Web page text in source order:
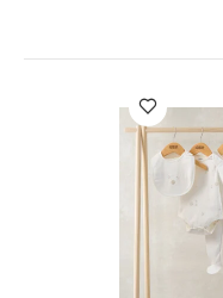
يعجبك أيضاً:
أبيض - 5 قطع
الولادة، 5 قطع